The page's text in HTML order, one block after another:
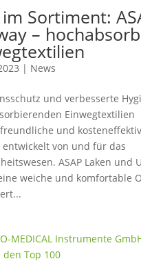
Sortiment:
–
| News
und verbesserte
Einwegtextilien
und
entwickelt von und für das
ASAP Laken und
weiche und komfortable